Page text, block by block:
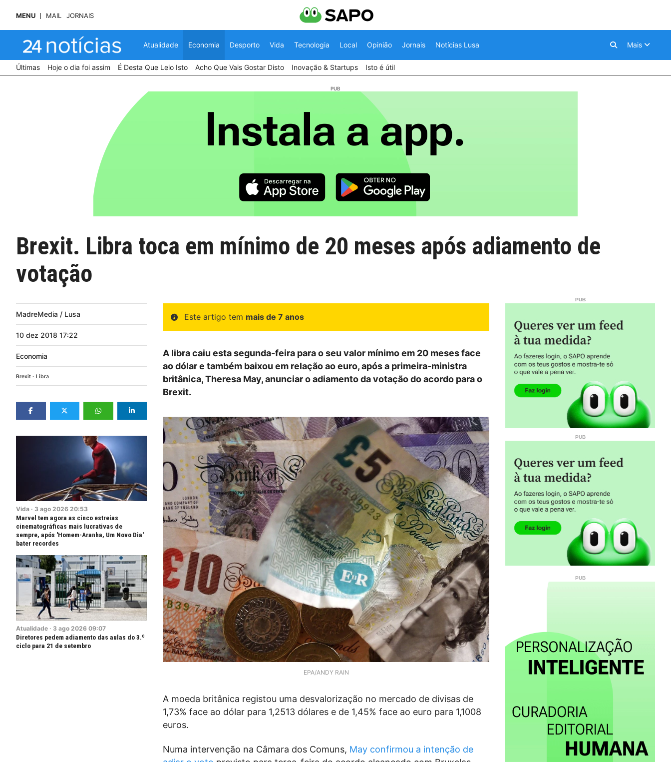
MENU MAIL JORNAIS
Atualidade Economia Desporto Vida Tecnologia Local Opinião Jornais Notícias Lusa Mais
Últimas Hoje o dia foi assim É Desta Que Leio Isto Acho Que Vais Gostar Disto Inovação & Startups Isto é útil
Brexit. Libra toca em mínimo de 20 meses após adiamento de
votação
MadreMedia / Lusa
10 dez 2018 17:22
Economia
Brexit Libra
Vida · 3 ago 2026 20:53
Marvel tem agora as cinco estreias
cinematográficas mais lucrativas de
sempre, após 'Homem-Aranha, Um Novo Dia'
bater recordes
Atualidade · 3 ago 2026 09:07
Diretores pedem adiamento das aulas do 3.º
ciclo para 21 de setembro
Este artigo tem mais de 7 anos
A libra caiu esta segunda-feira para o seu valor mínimo em 20 meses face
ao dólar e também baixou em relação ao euro, após a primeira-ministra
britânica, Theresa May, anunciar o adiamento da votação do acordo para o
Brexit.
EPA/ANDY RAIN
A moeda britânica registou uma desvalorização no mercado de divisas de
1,73% face ao dólar para 1,2513 dólares e de 1,45% face ao euro para 1,1008
euros.
Numa intervenção na Câmara dos Comuns, May confirmou a intenção de